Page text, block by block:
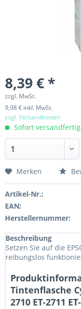
8,39 € *
zzgl. MwSt.
9,98 € inkl. MwSt.
zzgl. Versandkosten
Sofort
Merken
Artikel-Nr.:
EAN:
Herstellernummer:
Beschreibung
Setzen Sie auf die
reibungslos
Tintenflasche
2710 ET-2711